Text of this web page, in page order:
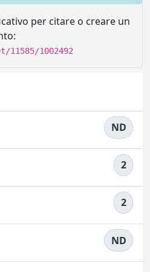
per citare o creare un
1002492
ND
2
2
ND